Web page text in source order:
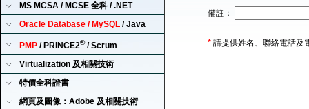
MS MCSA / MCSE 全科 / .NET
Oracle Database / MySQL / Java
PMP / PRINCE2®/ Scrum
Virtualization 及相關技術
特價全科證書
網頁及圖像：Adobe 及相關技術
備註：
* 請提供姓名、聯絡電話及